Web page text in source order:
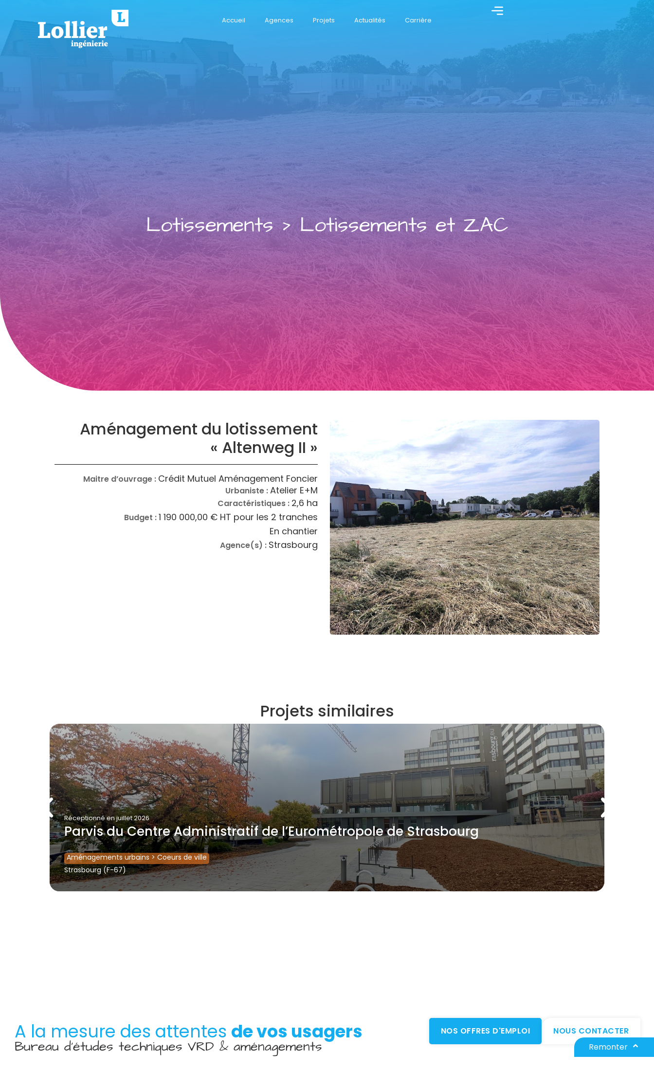
Accueil Agences Projets Actualités Carrière
Lotissements>Lotissements et ZAC
Aménagement du lotissement
« Altenweg II »
Maitre d’ouvrage : Crédit Mutuel Aménagement Foncier
Urbaniste :Atelier E+M
Caractéristiques : 2,6 ha
Budget :1 190 000,00 € HT pour les 2 tranches
En chantier
Agence(s) : Strasbourg
Projets similaires
Réceptionné en juillet 2026
Parvis du Centre Administratif de l’Eurométropole de Strasbourg
Aménagements urbains > Coeurs de ville
Strasbourg (F-67)
Remonter
A la mesure des attentes de vos usagers
Bureau d’études techniques VRD & aménagements
NOS OFFRES D'EMPLOI NOUS CONTACTER